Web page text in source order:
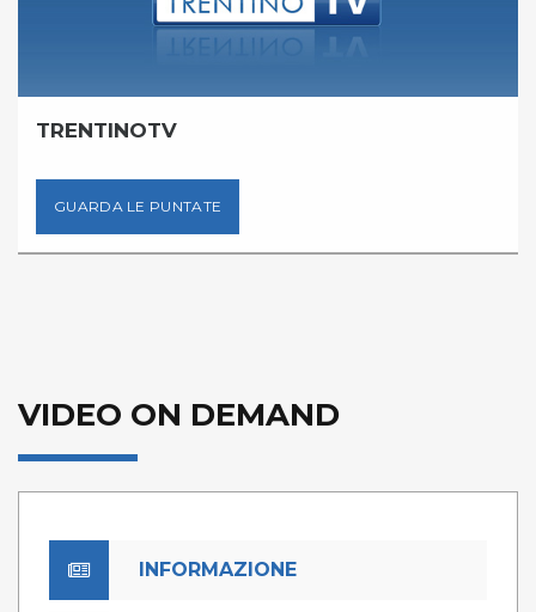
TRENTINOTV
GUARDA LE PUNTATE
VIDEO ON DEMAND
INFORMAZIONE